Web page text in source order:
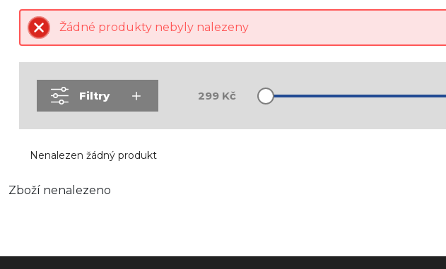
Žádné produkty nebyly nalezeny
Filtry 299 Kč
Nenalezen žádný produkt
Zboží nenalezeno